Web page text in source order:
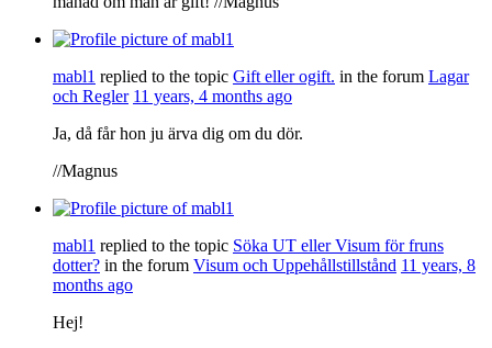
mabl1 replied to the topic Gift eller ogift. in the forum Lagar
och Regler 11 years, 4 months ago
Ja, då får hon ju ärva dig om du dör.
//Magnus
mabl1 replied to the topic Söka UT eller Visum för fruns
dotter? in the forum Visum och Uppehållstillstånd 11 years, 8
months ago
Hej!